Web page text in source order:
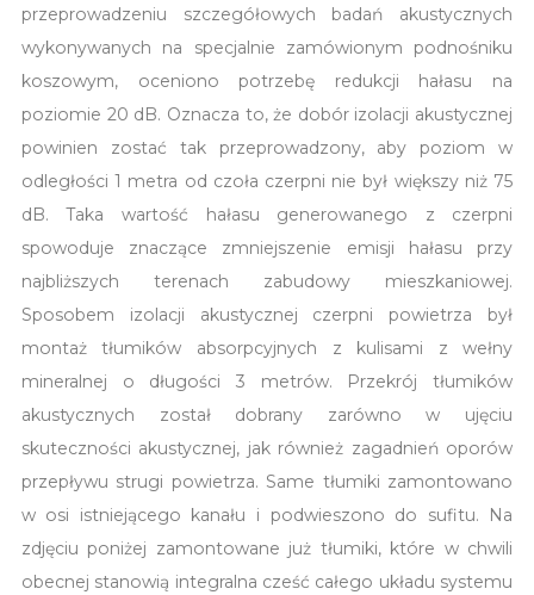
przeprowadzeniu szczegółowych badań akustycznych
wykonywanych na specjalnie zamówionym podnośniku
koszowym, oceniono potrzebę redukcji hałasu na
poziomie 20 dB. Oznacza to, że dobór izolacji akustycznej
powinien zostać tak przeprowadzony, aby poziom w
odległości 1 metra od czoła czerpni nie był większy niż 75
dB. Taka wartość hałasu generowanego z czerpni
spowoduje znaczące zmniejszenie emisji hałasu przy
najbliższych terenach zabudowy mieszkaniowej.
Sposobem izolacji akustycznej czerpni powietrza był
montaż tłumików absorpcyjnych z kulisami z wełny
mineralnej o długości 3 metrów. Przekrój tłumików
akustycznych został dobrany zarówno w ujęciu
skuteczności akustycznej, jak również zagadnień oporów
przepływu strugi powietrza. Same tłumiki zamontowano
w osi istniejącego kanału i podwieszono do sufitu. Na
zdjęciu poniżej zamontowane już tłumiki, które w chwili
obecnej stanowią integralna cześć całego układu systemu